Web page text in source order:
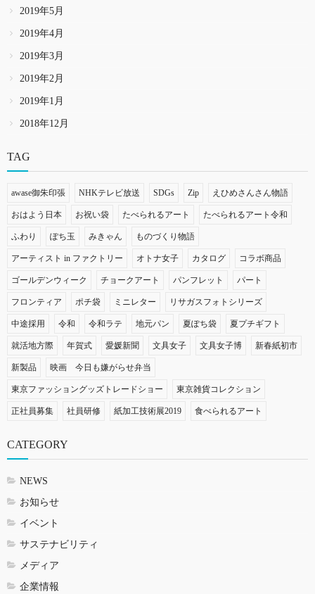
2019年5月
2019年4月
2019年3月
2019年2月
2019年1月
2018年12月
TAG
awase御朱印張 NHKテレビ放送 SDGs Zip えひめさんさん物語
おはよう日本 お祝い袋 たべられるアート たべられるアート令和
ふわり ぽち玉 みきゃん ものづくり物語
アーティスト in ファクトリー オトナ女子 カタログ コラボ商品
ゴールデンウィーク チョークアート パンフレット パート
フロンティア ポチ袋 ミニレター リサガスフォトシリーズ
中途採用 令和 令和ラテ 地元パン 夏ぽち袋 夏プチギフト
就活地方際 年賀式 愛媛新聞 文具女子 文具女子博 新春紙初市
新製品 映画 今日も嫌がらせ弁当
東京ファッショングッズトレードショー 東京雑貨コレクション
正社員募集 社員研修 紙加工技術展2019 食べられるアート
CATEGORY
NEWS
お知らせ
イベント
サステナビリティ
メディア
企業情報